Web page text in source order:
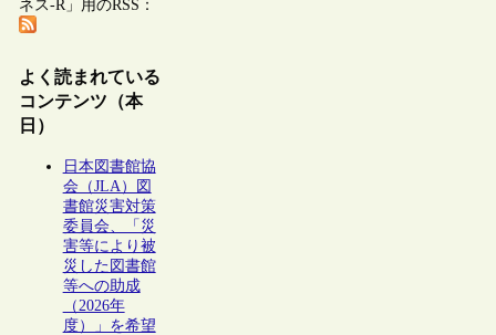
ネス-R」用のRSS：
よく読まれている
コンテンツ（本
日）
日本図書館協
会（JLA）図
書館災害対策
委員会、「災
害等により被
災した図書館
等への助成
（2026年
度）」を希望